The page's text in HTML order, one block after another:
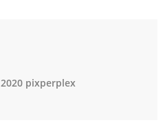
pixperplex